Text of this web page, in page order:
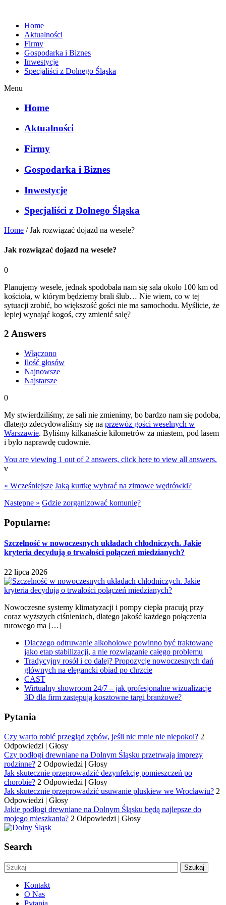
Home
Aktualności
Firmy
Gospodarka i Biznes
Inwestycje
Specjaliści z Dolnego Śląska
Menu
Home
Aktualności
Firmy
Gospodarka i Biznes
Inwestycje
Specjaliści z Dolnego Śląska
Home /Jak rozwiązać dojazd na wesele?
Jak rozwiązać dojazd na wesele?
0
Planujemy wesele, jednak spodobała nam się sala około 100 km od
kościoła, w którym będziemy brali ślub… Nie wiem, co w tej
sytuacji zrobić, bo większość gości nie ma samochodu. Myślicie, że
lepiej wynająć kogoś, czy zmienić salę?
2 Answers
Włączono
Ilość głosów
Najnowsze
Najstarsze
0
My stwierdziliśmy, ze sali nie zmienimy, bo bardzo nam się podoba,
dlatego zdecydowaliśmy się na przewóz gości weselnych w
Warszawie. Byliśmy kilkanaście kilometrów za miastem, pod lasem
i było naprawdę cudownie.
You are viewing 1 out of 2 answers, click here to view all answers.
v
« Wcześniejsze Jaką kurtkę wybrać na zimowe wędrówki?
Następne » Gdzie zorganizować komunię?
Popularne:
Szczelność w nowoczesnych układach chłodniczych. Jakie
kryteria decydują o trwałości połączeń miedzianych?
22 lipca 2026
Nowoczesne systemy klimatyzacji i pompy ciepła pracują przy
coraz wyższych ciśnieniach, dlatego jakość każdego połączenia
rurowego ma […]
Dlaczego odtruwanie alkoholowe powinno być traktowane
jako etap stabilizacji, a nie rozwiązanie całego problemu
Tradycyjny rosół i co dalej? Propozycje nowoczesnych dań
głównych na elegancki obiad po chrzcie
CAST
Wirtualny showroom 24/7 – jak profesjonalne wizualizacje
3D dla firm zastępują kosztowne targi branżowe?
Pytania
Czy warto robić przegląd zębów, jeśli nic mnie nie niepokoi? 2
Odpowiedzi | Głosy
Czy podłogi drewniane na Dolnym Śląsku przetrwają imprezy
rodzinne? 2 Odpowiedzi | Głosy
Jak skutecznie przeprowadzić dezynfekcję pomieszczeń po
chorobie? 2 Odpowiedzi | Głosy
Jak skutecznie przeprowadzić usuwanie pluskiew we Wrocławiu? 2
Odpowiedzi | Głosy
Jakie podłogi drewniane na Dolnym Śląsku będą najlepsze do
mojego mieszkania? 2 Odpowiedzi | Głosy
Search
Kontakt
O Nas
Pytania